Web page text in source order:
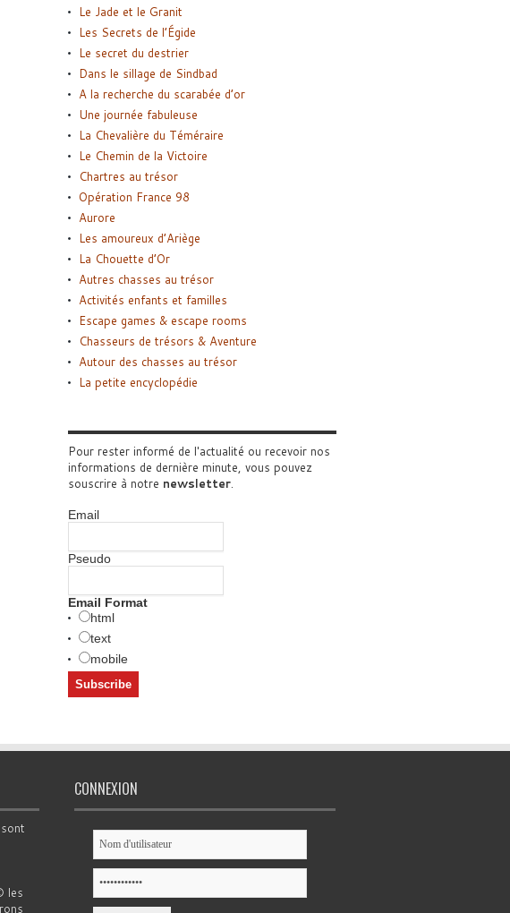
Le Jade et le Granit
Les Secrets de l’Égide
Le secret du destrier
Dans le sillage de Sindbad
A la recherche du scarabée d’or
Une journée fabuleuse
La Chevalière du Téméraire
Le Chemin de la Victoire
Chartres au trésor
Opération France 98
Aurore
Les amoureux d’Ariège
La Chouette d’Or
Autres chasses au trésor
Activités enfants et familles
Escape games & escape rooms
Chasseurs de trésors & Aventure
Autour des chasses au trésor
La petite encyclopédie
Pour rester informé de l'actualité ou recevoir nos
informations de dernière minute, vous pouvez
souscrire à notre newsletter.
Email
Pseudo
Email Format
html
text
mobile
les
CONNEXION